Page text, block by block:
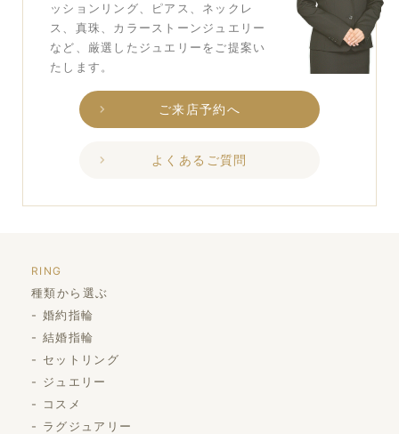
ッションリング、ピアス、ネックレ
ス、真珠、カラーストーンジュエリー
など、厳選したジュエリーをご提案い
たします。
ご来店予約へ
よくあるご質問
RING
種類から選ぶ
婚約指輪
結婚指輪
セットリング
ジュエリー
コスメ
ラグジュアリー